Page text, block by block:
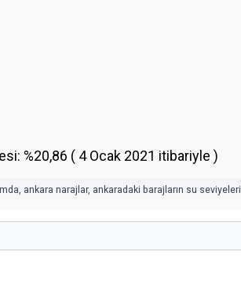
%20,86 ( 4 Ocak 2021 itibariyle )
ankara narajlar, ankaradaki barajların su seviyeleri